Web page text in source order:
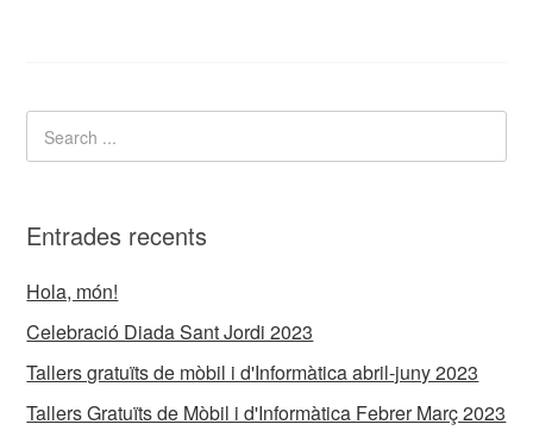
Entrades recents
Hola, món!
Celebració Diada Sant Jordi 2023
Tallers gratuïts de mòbil i d'Informàtica abril-juny 2023
Tallers Gratuïts de Mòbil i d'Informàtica Febrer Març 2023